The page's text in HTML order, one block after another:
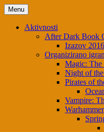
Skip
to
content
Menu
Aktivnosti
After Dark Book
Izazov
Organizirano
Magic: The
Night of
Pirates of
Vampire:
Warhammer